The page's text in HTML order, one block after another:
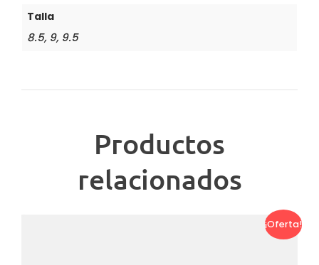
Talla
8.5, 9, 9.5
Productos
relacionados
¡Oferta!